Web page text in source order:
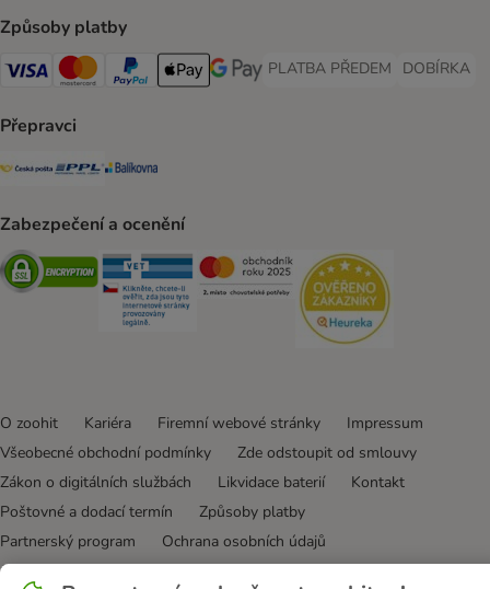
Způsoby platby
Visa Payment Method
Mastercard Payment Method
PayPal Payment Method
Apple pay Payment Method
GooglePay Payment Method
PLATBA PŘEDEM
PLATBA PŘEDEM Payment
DOBÍRKA
DOBÍRKA
Přepravci
Česká pošta Shipping Method
PPL Shipping Method
Balíkovna Shipping Method
Zabezpečení a ocenění
Security Security Security
O zoohit Kariéra Firemní webové stránky
Impressum
Všeobecné obchodní podmínky
Zde odstoupit od smlouvy
Zákon o digitálních službách
Likvidace baterií
Kontakt
Poštovné a dodací termín
Způsoby platby
Partnerský program
Ochrana osobních údajů
Ochrana osobních údajů